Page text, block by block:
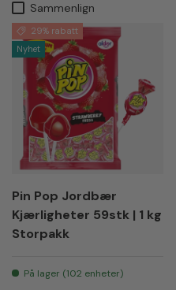
Sammenlign
29% rabatt
Nyhet
Pin Pop Jordbær
Kjærligheter 59stk | 1 kg
Storpakk
På lager (102 enheter)